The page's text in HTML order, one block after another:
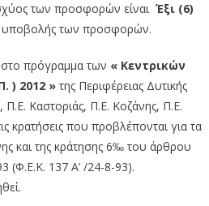
των προσφορών είναι Έξι (6)
υποβολής των προσφορών.
στο πρόγραμμα των « Κεντρικών
) 2012 »της Περιφέρειας Δυτικής
Καστοριάς, Π.Ε. Κοζάνης, Π.Ε.
κρατήσεις που προβλέπονται για τα
και της κράτησης 6‰ του άρθρου
(Φ.Ε.Κ. 137 Α’ /24-8-93).